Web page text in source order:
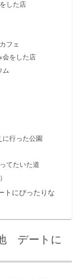
した店
フェ
会をした店
ム
に行った公園
てたいた道
トにぴったりな
デートに